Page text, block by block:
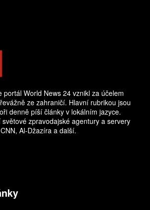
portál World News 24 vznikl za účelem
ze zahraničí. Hlavní rubrikou jsou
denně píší články v lokálním jazyce.
zpravodajské agentury a servery
Al-Džazíra a další.